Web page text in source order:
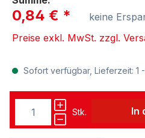
0,84 € *
keine
Preise exkl. MwSt. zzgl.
Sofort verfügbar, Lieferzeit: 1
Stk. In